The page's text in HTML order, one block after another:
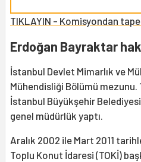
TIKLAYIN - Komisyondan
Erdoğan Bayraktar
İstanbul Devlet Mimarlık ve
Mühendisliği Bölümü mezunu.
İstanbul Büyükşehir
genel müdürlük yaptı.
Aralık 2002 ile Mart 2011
Toplu Konut İdaresi (TOKİ)